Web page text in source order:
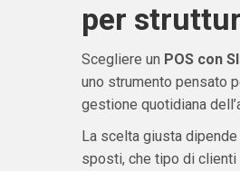
per
Scegliere un POS con
uno strumento pensato
gestione quotidiana
La scelta giusta
sposti, che tipo di